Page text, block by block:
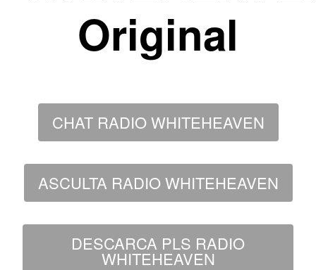
Original
CHAT RADIO WHITEHEAVEN
ASCULTA RADIO WHITEHEAVEN
DESCARCA PLS RADIO
WHITEHEAVEN